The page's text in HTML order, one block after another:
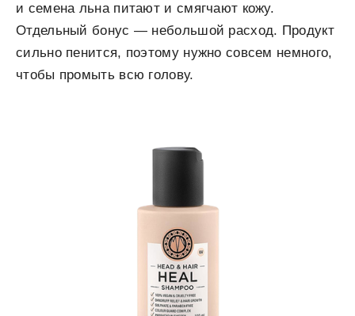
и семена льна питают и смягчают кожу.
Отдельный бонус — небольшой расход. Продукт
сильно пенится, поэтому нужно совсем немного,
чтобы промыть всю голову.